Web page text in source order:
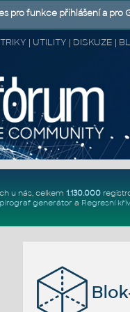
| UTILITY | DISKUZE |
u nás, celkem 1.130.000
generátor a Regresní
pro funkce přihlášení a